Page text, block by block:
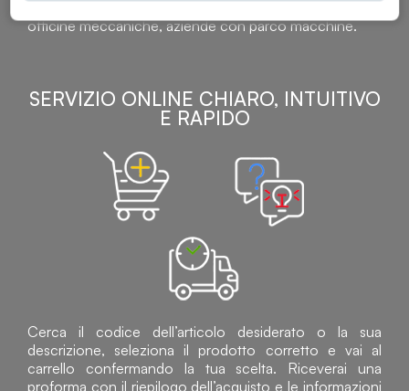
officine meccaniche, aziende con parco macchine.
SERVIZIO ONLINE CHIARO, INTUITIVO
E RAPIDO
Cerca il codice dell’articolo desiderato o la sua
descrizione, seleziona il prodotto corretto e vai al
carrello confermando la tua scelta. Riceverai una
proforma con il riepilogo dell’acquisto e le informazioni